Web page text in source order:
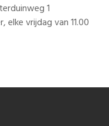
1
elke vrijdag van 11.00